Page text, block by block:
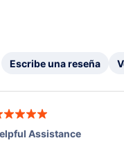
Escribe una reseña
Assistance